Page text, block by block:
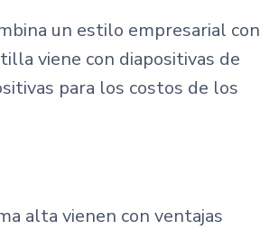
un estilo empresarial con
viene con diapositivas de
para los costos de los
alta vienen con ventajas